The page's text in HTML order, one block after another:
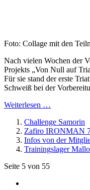
Foto: Collage mit den
Nach vielen Wochen der
Projekts „Von Null auf
Für sie stand der erste
Schweiß bei der
Weiterlesen …
Challenge Samorin
Zafiro IRONMAN
Infos von der
Trainingslager
Seite 5 von 55